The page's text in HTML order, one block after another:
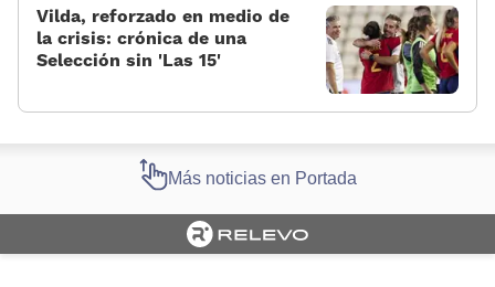
Vilda, reforzado en medio de
la crisis: crónica de una
Selección sin 'Las 15'
Más noticias en Portada